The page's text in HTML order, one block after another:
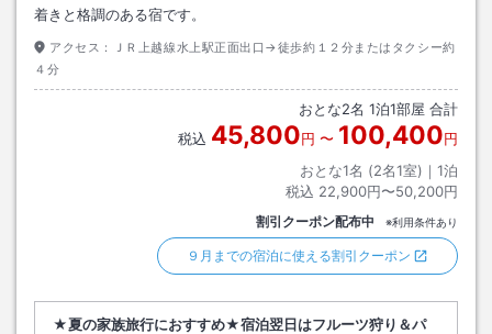
着きと格調のある宿です。
アクセス：
ＪＲ上越線水上駅正面出口→徒歩約１２分またはタクシー約
４分
おとな2名 1泊1部屋 合計
税込 45,800円 〜 100,400円
おとな1名 (2名1室)｜ 1泊
税込 22,900円〜50,200円
割引クーポン配布中 ※利用条件あり
９月までの宿泊に使える割引クーポン
★夏の家族旅行におすすめ★宿泊翌日はフルーツ狩り＆パ